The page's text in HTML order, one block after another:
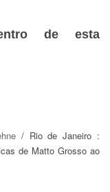
de esta
/ Rio de Janeiro :
de Matto Grosso ao